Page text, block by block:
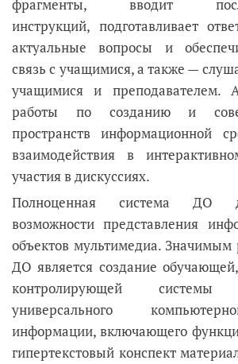
фрагменты, вводит
инструкций, подготавливает
актуальные вопросы и
связь с учащимися, а также —
учащимися и преподавателем.
работы по созданию и
пространств информационной
взаимодействия в
участия в дискуссиях.
Полноценная система ДО
возможности представления
объектов мультимедиа. Значимым
ДО является создание
контролирующей
универсального
информации, включающего
гипертекстовый конспект